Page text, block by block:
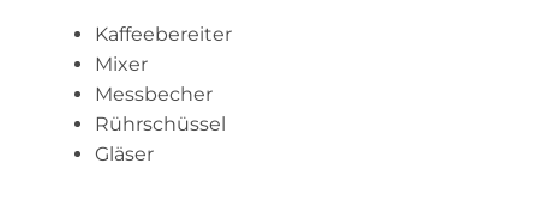
Kaffeebereiter
Mixer
Messbecher
Rührschüssel
Gläser